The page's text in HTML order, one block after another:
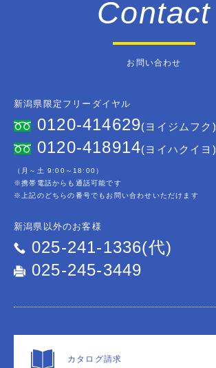
Contact
お問い合わせ
新潟県限定フリーダイヤル
0120-414629(ヨイジムフク)
0120-418914(ヨイハクイヨ)
（月～土 9:00～18:00）
※携帯電話からも通話可能です
※上記のどちらの番号でもお問い合わせいただけます
新潟県以外のお客様
025-241-1336(代)
025-245-3449
カタログ請求